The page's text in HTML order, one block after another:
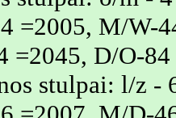
=2005, M/W-
=2045, D/O-
stulpai: l/z -